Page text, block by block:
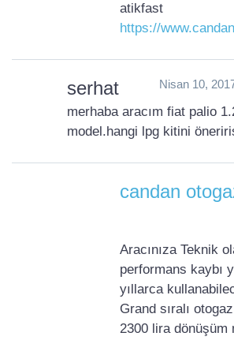
atikfast
https://
serhat Nisan 10,
merhaba aracım fiat palio
model.hangi lpg kitini
candan
Aracınıza Teknik
performans kaybı
yıllarca
Grand sıralı
2300 lira dönüşüm